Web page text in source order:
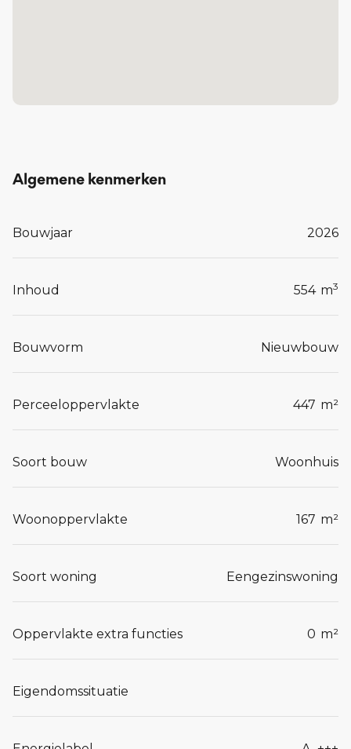
Algemene kenmerken
Bouwjaar 2026
Inhoud 554 m3
Bouwvorm Nieuwbouw
Perceeloppervlakte 447 m²
Soort bouw Woonhuis
Woonoppervlakte 167 m²
Soort woning Eengezinswoning
Oppervlakte extra functies 0 m²
Eigendomssituatie